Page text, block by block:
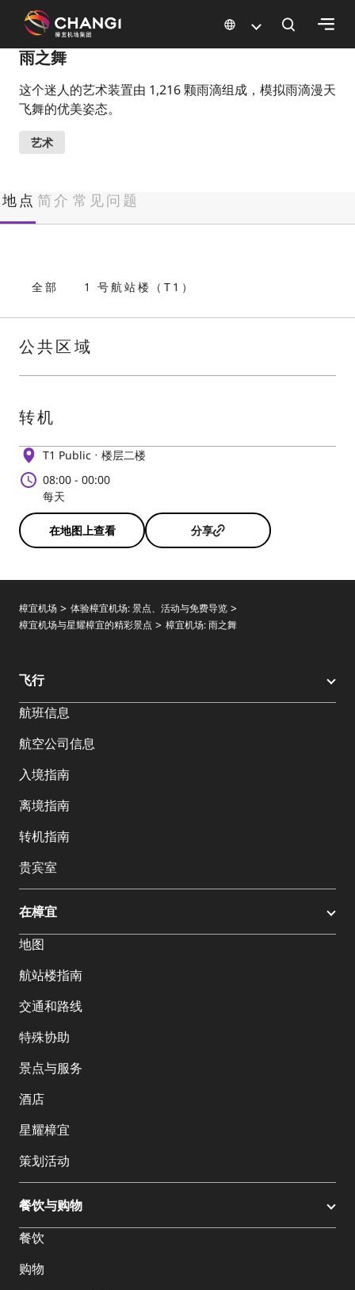
所
有
樟
宜
站:
言:
雨之舞
这个迷人的艺术装置由 1,216 颗雨滴组成，模拟雨滴漫天
飞舞的优美姿态。
艺术
地点 简介 常见问题
全部 1 号航站楼（T1）
公共区域
转机
T1 Public
楼层二楼
08:00 - 00:00
每天
在地图上查看 分享
樟宜机场
体验樟宜机场: 景点、活动与免费导览
樟宜机场与星耀樟宜的精彩景点
樟宜机场: 雨之舞
飞行
航班信息
航空公司信息
入境指南
离境指南
转机指南
贵宾室
在樟宜
地图
航站楼指南
交通和路线
特殊协助
景点与服务
酒店
星耀樟宜
策划活动
餐饮与购物
餐饮
购物